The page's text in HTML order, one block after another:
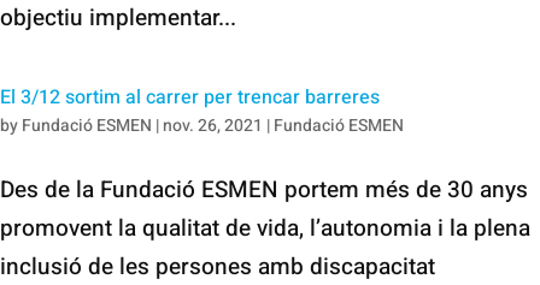
objectiu implementar...
El 3/12 sortim al carrer per trencar barreres
byFundació ESMEN |nov. 26, 2021 |Fundació ESMEN
Des de la Fundació ESMEN portem més de 30 anys
promovent la qualitat de vida, l’autonomia i la plena
inclusió de les persones amb discapacitat